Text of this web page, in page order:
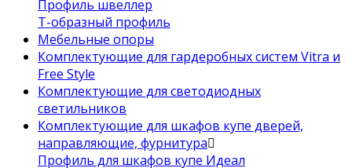
Профиль швеллер
Т-образный профиль
Мебельные опоры
Комплектующие для гардеробных систем Vitra и
Free Style
Комплектующие для светодиодных
светильников
Комплектующие для шкафов купе дверей,
направляющие, фурнитура
Профиль для шкафов купе Идеал